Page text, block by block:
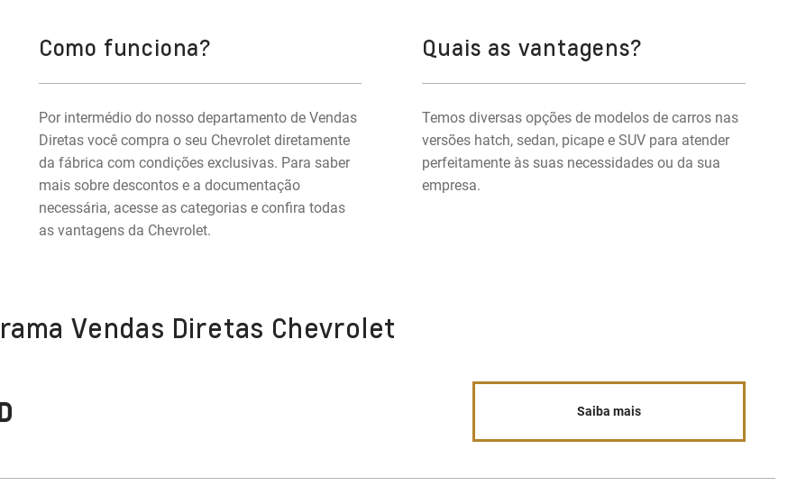
Como funciona?
Por intermédio do nosso departamento de Vendas
Diretas você compra o seu Chevrolet diretamente
da fábrica com condições exclusivas. Para saber
mais sobre descontos e a documentação
necessária, acesse as categorias e confira todas
as vantagens da Chevrolet.
Quais as vantagens?
Temos diversas opções de modelos de carros nas
versões hatch, sedan, picape e SUV para atender
perfeitamente às suas necessidades ou da sua
empresa.
Vendas Diretas Chevrolet
Saiba mais